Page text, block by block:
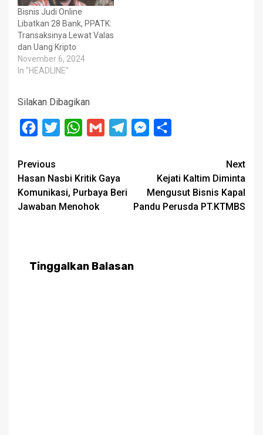
Bisnis Judi Online
Libatkan 28 Bank, PPATK:
Transaksinya Lewat Valas
dan Uang Kripto
November 6, 2024
In "HEADLINE"
Silakan Dibagikan
Facebook
Twitter WhatsApp
Gmail TelegramMessenger
Post
navigation
Previous
Hasan Nasbi Kritik Gaya
Komunikasi, Purbaya Beri
Jawaban Menohok
Next
Kejati Kaltim Diminta
Mengusut Bisnis Kapal
Pandu Perusda PT.KTMBS
Tinggalkan Balasan